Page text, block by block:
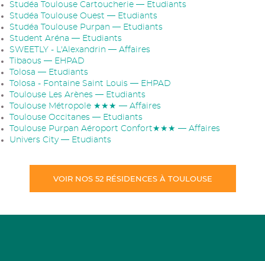
Studéa Toulouse Cartoucherie — Etudiants
Studéa Toulouse Ouest — Etudiants
Studéa Toulouse Purpan — Etudiants
Student Aréna — Etudiants
SWEETLY - L'Alexandrin — Affaires
Tibaous — EHPAD
Tolosa — Etudiants
Tolosa - Fontaine Saint Louis — EHPAD
Toulouse Les Arènes — Etudiants
Toulouse Métropole ★★★ — Affaires
Toulouse Occitanes — Etudiants
Toulouse Purpan Aéroport Confort★★★ — Affaires
Univers City — Etudiants
VOIR NOS 52 RÉSIDENCES À TOULOUSE